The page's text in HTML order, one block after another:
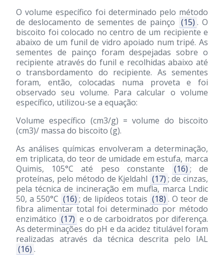
O volume específico foi determinado pelo método
de deslocamento de sementes de painço (15) . O
biscoito foi colocado no centro de um recipiente e
abaixo de um funil de vidro apoiado num tripé. As
sementes de painço foram despejadas sobre o
recipiente através do funil e recolhidas abaixo até
o transbordamento do recipiente. As sementes
foram, então, colocadas numa proveta e foi
observado seu volume. Para calcular o volume
específico, utilizou-se a equação:
Volume específico (cm3/g) = volume do biscoito
(cm3)/ massa do biscoito (g).
As análises químicas envolveram a determinação,
em triplicata, do teor de umidade em estufa, marca
Quimis, 105°C até peso constante
(16) ; de
proteínas, pelo método de Kjeldahl (17) ; de cinzas,
pela técnica de incineração em mufla, marca Lndic
50, a 550°C (16) ; de lipídeos totais (18) . O teor de
fibra alimentar total foi determinado por método
enzimático (17) e o de carboidratos por diferença.
As determinações do pH e da acidez titulável foram
realizadas através da técnica descrita pelo IAL
(16) .